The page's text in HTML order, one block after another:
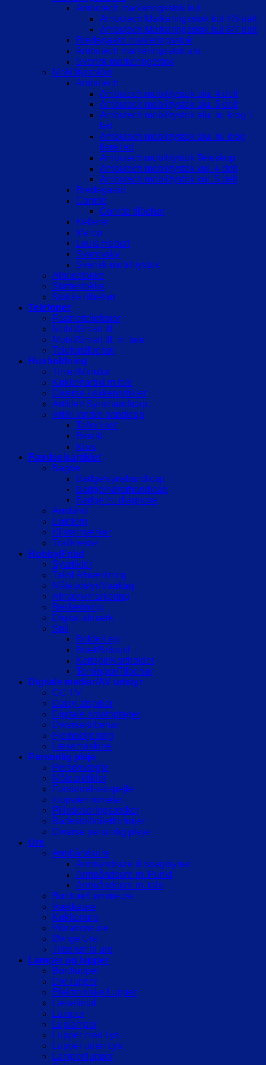
Ambutech markeringsstok kul.
Ambutech Markeringsstok kul 4/5 delt
Ambutech Markeringsstok kul 6/7 delt
Bredegaard markeringsstok
Ambutech markeringsstok alu.
Svensk markeringsstok
Mobilitystokke
Ambutech
Ambutech mobilitystok alu. 4 delt
Ambutech mobilitystok alu. 5 delt
Ambutech mobilitystok alu. m. krog 1
led
Ambutech mobilitystok alu. m. krog
flere led
Ambutech mobilitystok Teleskop
Ambutech mobilitystok kul. 4 delt
Ambutech mobilitystok kul. 5 delt
Bredegaard
Comde
Comde tilbehør
Kellerer
Merco
Louis Hebert
Svarovsky
Svensk mobilitystok
Albuestokke
Støttestokke
Stokke tilbehør
Telefoner
Fastnettelefoner
Mobil/Smart tlf.
Mobil/Smart tlf. m. tale
Telefontilbehør
Husholdning
Timer/Minutur
Køkkenartikl.m.tale
Diverse køkkenartikler
Artikler/ Synshandicap.
Artikl./andre handicap
Tallerkner
Bestik
Krus
Færdselsartikler
Bagde
Badge/synshandicap
Badge/hørerhandicap
Badge m. diagnose
Armbind
Emblem
Klistermærker
Trafikveste
Hobby/Fritid
Syartikler
Taktil Afmærkning
Måleudstyr/Værktøj
Afmærk/markering
Beklædning
Digital afmærk.
Spil
Bolde/Leg
Bræt/Brikspil
Kortspil/Kortholder
Terninger/Tilbehør
Digitale medier/AV udstyr
CC TV
Daisy-afspiller
Digitale notatoptager
Diverse/tilbehør
Fjernbetjening
Læsemaskine
Personlig pleje
Personvægte
Målearktikler
Forstørrelsesspejle
kropstermometer
Pilledoseringsæsker
Badestol/toiletforhøjer
Diverse personlig pleje
Ure
Armbåndsure
Armbåndsure til svagtsynet
Armbåndsure m. Punkt
Armbåndsure m. tale
Bordure/Lommeure
Vækkeure
Køkkenure
Vibrationsure
Øvrige Ure
Tilbehør til ure
Lamper og lupper
Bordlupper
Div. lupper
Elektroniske Lupper
Læselinial
Lamper
Luplamper
Lupper med Lys
Lupper uden Lys
Lamper/lupper